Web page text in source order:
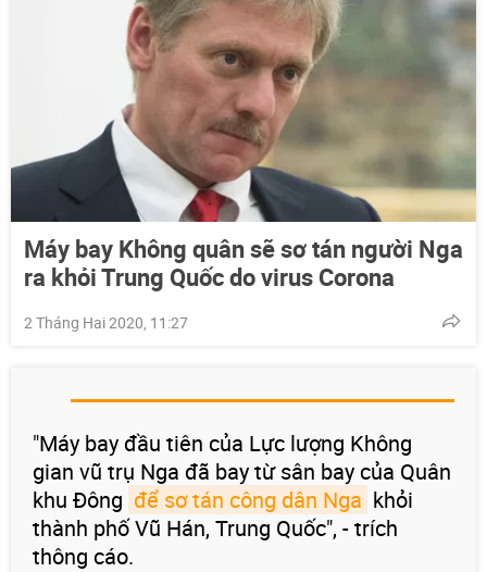
Máy bay Không quân sẽ sơ tán người Nga
ra khỏi Trung Quốc do virus Corona
2 Tháng Hai 2020, 11:27
"Máy bay đầu tiên của Lực lượng Không
gian vũ trụ Nga đã bay từ sân bay của Quân
khu Đông để sơ tán công dân Nga khỏi
thành phố Vũ Hán, Trung Quốc", - trích
thông cáo.